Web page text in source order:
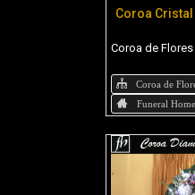
Coroa Cristal
Coroa de Flores
Coroa de
Funeral Home